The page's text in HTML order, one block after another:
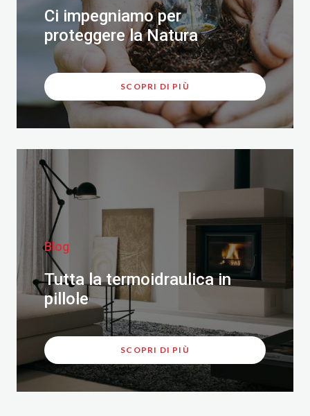
Ci impegniamo per
proteggere la Natura
SCOPRI DI PIÙ
Blog
Tutta la termoidraulica in
pillole
SCOPRI DI PIÙ